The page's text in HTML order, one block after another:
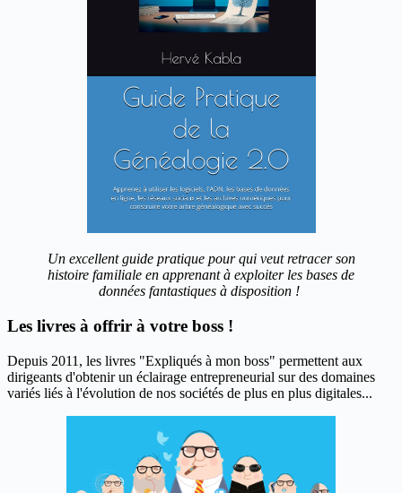
Un excellent guide pratique pour qui veut retracer son
histoire familiale en apprenant à exploiter les bases de
données fantastiques à disposition !
Les livres à offrir à votre boss !
Depuis 2011, les livres "Expliqués à mon boss" permettent aux
dirigeants d'obtenir un éclairage entrepreneurial sur des domaines
variés liés à l'évolution de nos sociétés de plus en plus digitales...